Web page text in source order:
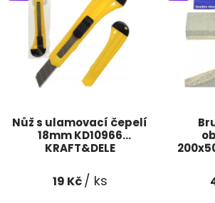
Doprava a platba Váš
Obchodní podmínky
Podmínky ochrany osobních údajů
Nůž s ulamovací čepelí
18mm KD10966
KRAFT&DELE
19 Kč/ ks